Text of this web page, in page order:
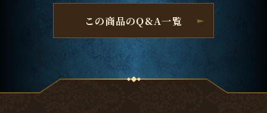
この商品のQ&A一覧